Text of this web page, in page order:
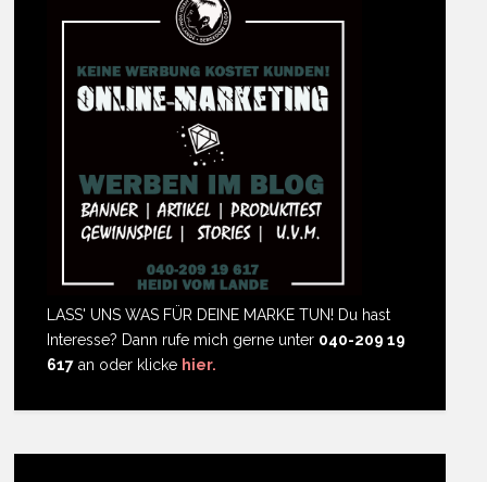
LASS' UNS WAS FÜR DEINE MARKE TUN! Du hast
Interesse? Dann rufe mich gerne unter 040-209 19
617 an oder klicke hier.